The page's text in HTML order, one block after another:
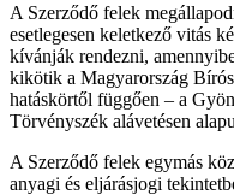
A Szerződő felek
esetlegesen keletkező vitás
kívánják rendezni,
kikötik a Magyarország
hatáskörtől függően – a
Törvényszék alávetésen
A Szerződő felek egymás
anyagi és eljárásjogi